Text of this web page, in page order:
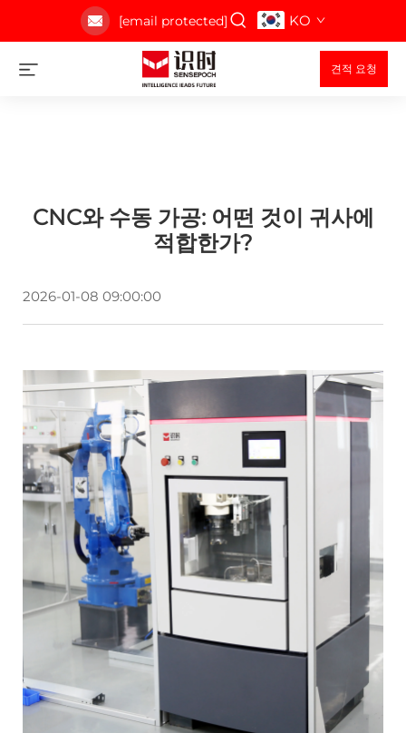
[email protected] KO
견적 요청
CNC와 수동 가공: 어떤 것이 귀사에
적합한가?
2026-01-08 09:00:00